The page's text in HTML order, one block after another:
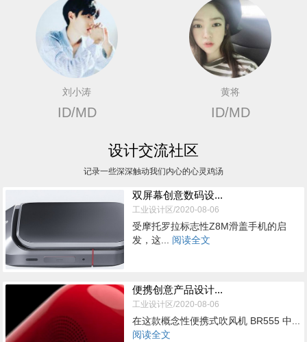
刘小涛
ID/MD
黄将
ID/MD
设计交流社区
记录一些深深触动我们内心的心灵鸡汤
双屏幕创意数码设...
工业设计区/2020-08-06
受摩托罗拉标志性Z8M滑盖手机的启
发，这... 阅读全文
便携创意产品设计...
工业设计区/2020-08-06
在这款概念性便携式吹风机 BR555 中...
阅读全文